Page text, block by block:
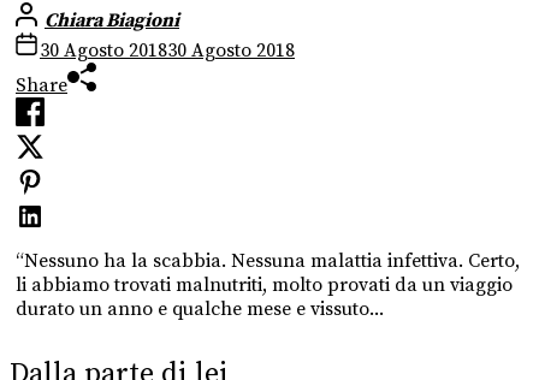
Chiara Biagioni
30 Agosto 201830 Agosto 2018
Share
“Nessuno ha la scabbia. Nessuna malattia infettiva. Certo,
li abbiamo trovati malnutriti, molto provati da un viaggio
durato un anno e qualche mese e vissuto...